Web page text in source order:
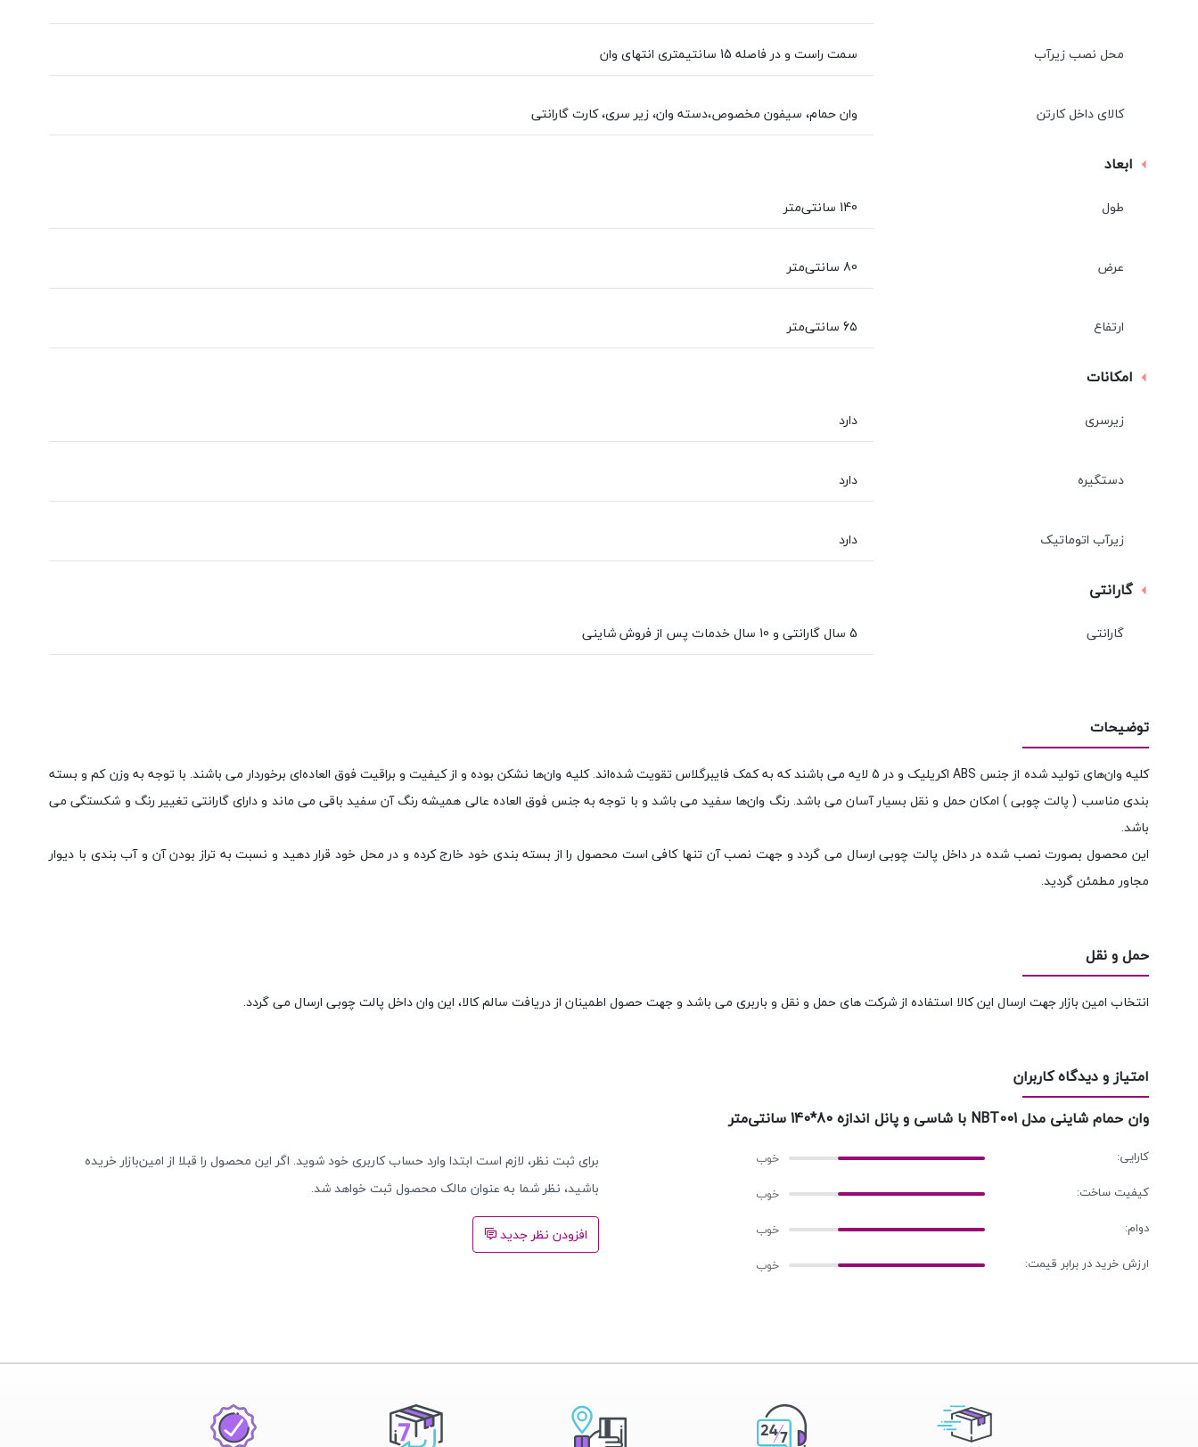
محل نصب زيرآب سمت راست و در فاصله 15 سانتيمتری انتهای وان
کالای داخل کارتن وان حمام، سیفون مخصوص،دسته وان، زیر سری، کارت گارانتی
ابعاد
طول 140 سانتی‌متر
عرض 80 سانتی‌متر
ارتفاع 6۵ سانتی‌متر
امکانات
زیرسری دارد
دستگیره دارد
زیرآب اتوماتیک دارد
گارانتی
گارانتی 5 سال گارانتی و 10 سال خدمات پس از فروش شاینی
توضیحات
کلیه وان‌های تولید شده از جنس ABS اکریلیک و در 5 لایه می باشند که به کمک فایبرگلاس تقویت شده‌اند. کلیه وان‌ها نشکن بوده و از کیفیت و براقیت فوق العاده‌ای برخوردار می باشند. با توجه به وزن کم و بسته
بندی مناسب ( پالت چوبی ) امکان حمل و نقل بسیار آسان می باشد. رنگ وان‌ها سفید می باشد و با توجه به جنس فوق العاده عالی همیشه رنگ آن سفید باقی می ماند و دارای گارانتی تغییر رنگ و شکستگی می
باشد.
این محصول بصورت نصب شده در داخل پالت چوبی ارسال می گردد و جهت نصب آن تنها کافی است محصول را از بسته بندی خود خارج کرده و در محل خود قرار دهید و نسبت به تراز بودن آن و آب بندی با دیوار
مجاور مطمئن گردید.
حمل و نقل
انتخاب امین بازار جهت ارسال این کالا استفاده از شرکت های حمل و نقل و باربری می باشد و جهت حصول اطمینان از دریافت سالم کالا، این وان داخل پالت چوبی ارسال می گردد.
امتیاز و دیدگاه کاربران
وان حمام شاینی مدل NBT001 با شاسی و پانل اندازه 80*140 سانتی‌متر
کارایی:
کیفیت ساخت:
دوام:
ارزش خرید در برابر قیمت:
برای ثبت نظر، لازم است ابتدا وارد حساب کاربری خود شوید. اگر این محصول را قبلا از امین‌بازار خریده
باشید، نظر شما به عنوان مالک محصول ثبت خواهد شد.
افزودن نظر جدید